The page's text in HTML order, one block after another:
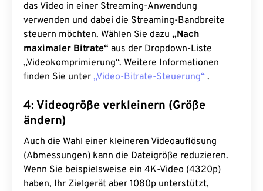
das Video in einer Streaming-Anwendung
verwenden und dabei die Streaming-Bandbreite
steuern möchten. Wählen Sie dazu „Nach
maximaler Bitrate“ aus der Dropdown-Liste
„Videokomprimierung“. Weitere Informationen
finden Sie unter „Video-Bitrate-Steuerung“ .
4: Videogröße verkleinern (Größe
ändern)
Auch die Wahl einer kleineren Videoauflösung
(Abmessungen) kann die Dateigröße reduzieren.
Wenn Sie beispielsweise ein 4K-Video (4320p)
haben, Ihr Zielgerät aber 1080p unterstützt,